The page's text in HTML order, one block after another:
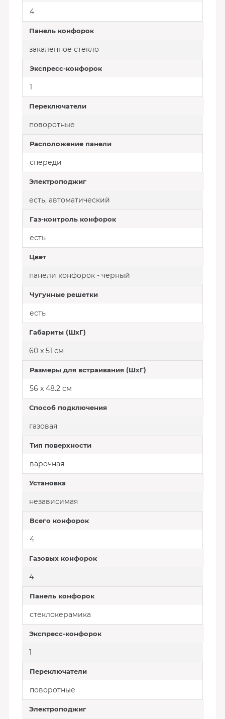
4
Панель конфорок
закаленное стекло
Экспресс-конфорок
1
Переключатели
поворотные
Расположение панели
спереди
Электроподжиг
есть, автоматический
Газ-контроль конфорок
есть
Цвет
панели конфорок - черный
Чугунные решетки
есть
Габариты (ШхГ)
60 x 51 см
Размеры для встраивания (ШхГ)
56 x 48.2 см
Способ подключения
газовая
Тип поверхности
варочная
Установка
независимая
Всего конфорок
4
Газовых конфорок
4
Панель конфорок
стеклокерамика
Экспресс-конфорок
1
Переключатели
поворотные
Электроподжиг